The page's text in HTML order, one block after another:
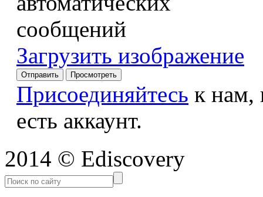
Загрузить изображение
Присоединяйтесь к
есть аккаунт.
2014 © Ediscovery